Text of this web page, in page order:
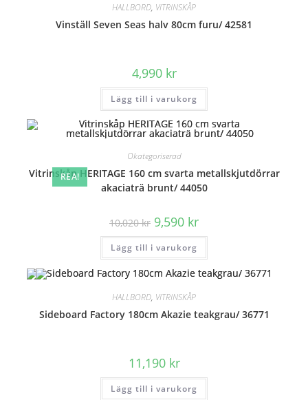
HALLBORD, VITRINSKÅP
Vinställ Seven Seas halv 80cm furu/ 42581
4,990 kr
Lägg till i varukorg
REA!
Okategoriserad
Vitrinskåp HERITAGE 160 cm svarta metallskjutdörrar
akaciaträ brunt/ 44050
10,020kr Det
ursprungliga
priset
var:
10,020 kr.
9,590 krDet
priset
9,590 kr.
Lägg till i varukorg
HALLBORD, VITRINSKÅP
Sideboard Factory 180cm Akazie teakgrau/ 36771
11,190 kr
Lägg till i varukorg